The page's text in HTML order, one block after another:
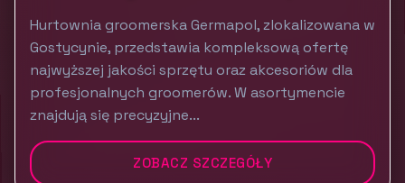
Hurtownia groomerska Germapol, zlokalizowana w
Gostycynie, przedstawia kompleksową ofertę
najwyższej jakości sprzętu oraz akcesoriów dla
profesjonalnych groomerów. W asortymencie
znajdują się precyzyjne...
ZOBACZ SZCZEGÓŁY